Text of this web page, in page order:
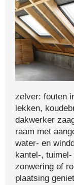
zelver: fouten
lekken,
dakwerker
raam met
water- en
kantel-,
zonwering of
plaatsing